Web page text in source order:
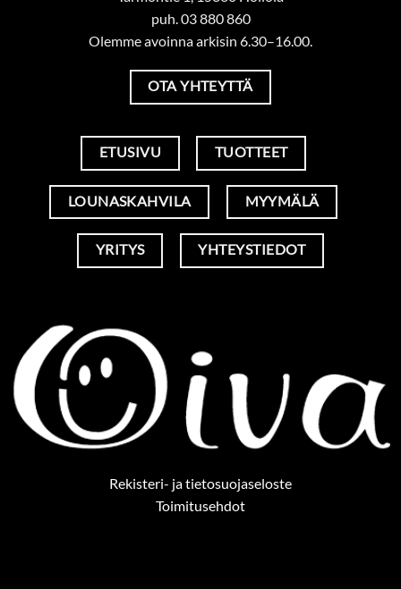
puh. 03 880 860
Olemme avoinna arkisin 6.30–16.00.
OTA YHTEYTTÄ
ETUSIVU TUOTTEET
LOUNASKAHVILA MYYMÄLÄ
YRITYS YHTEYSTIEDOT
Rekisteri- ja tietosuojaseloste
Toimitusehdot